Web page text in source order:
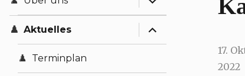
Anfahrt
Chronik
Aktuelles expand child menu
Terminplan
on
17.
2022